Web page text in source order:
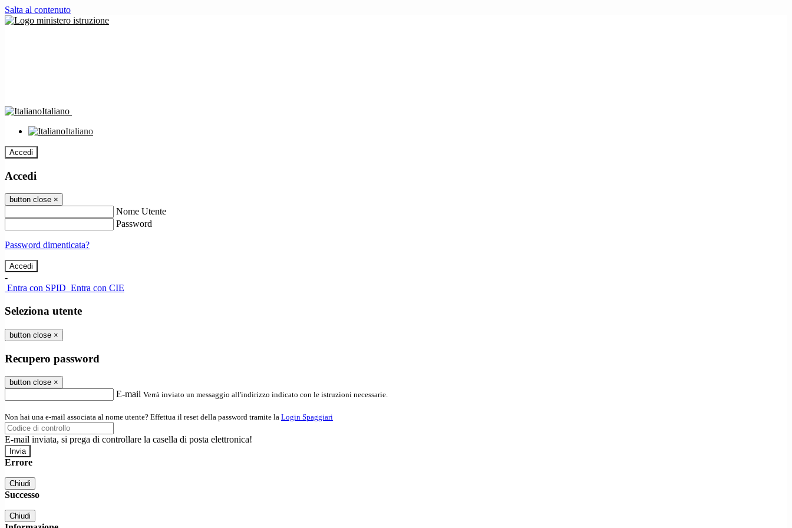
Salta al contenuto
Italiano
Italiano
Accedi
Accedi
button close ×
Nome Utente
Password
Password dimenticata?
-
Entra con SPID Entra con CIE
Seleziona utente
button close ×
Recupero password
button close ×
E-mail Verrà inviato un messaggio all'indirizzo indicato con le istruzioni necessarie.
Non hai una e-mail associata al nome utente? Effettua il reset della password tramite la Login Spaggiari
E-mail inviata, si prega di controllare la casella di posta elettronica!
Errore
Chiudi
Successo
Chiudi